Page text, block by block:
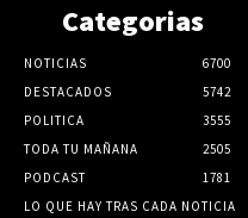
Categorias
NOTICIAS
6700
DESTACADOS
5742
POLITICA
3555
TODA TU MAÑANA
2505
PODCAST
1781
LO QUE HAY TRAS CADA NOTICIA